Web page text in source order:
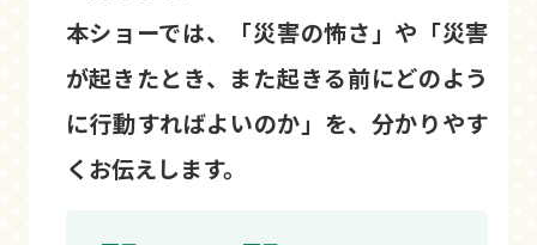
本ショーでは、「災害の怖さ」や「災害
が起きたとき、また起きる前にどのよう
に行動すればよいのか」を、分かりやす
くお伝えします。